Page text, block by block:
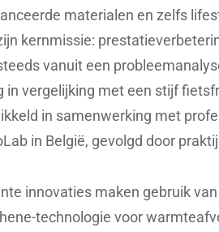
materialen en zelfs
kernmissie:
vanuit een
in vergelijking met een stijf
in samenwerking met
in België, gevolgd door
innovaties maken gebruik
technologie voor